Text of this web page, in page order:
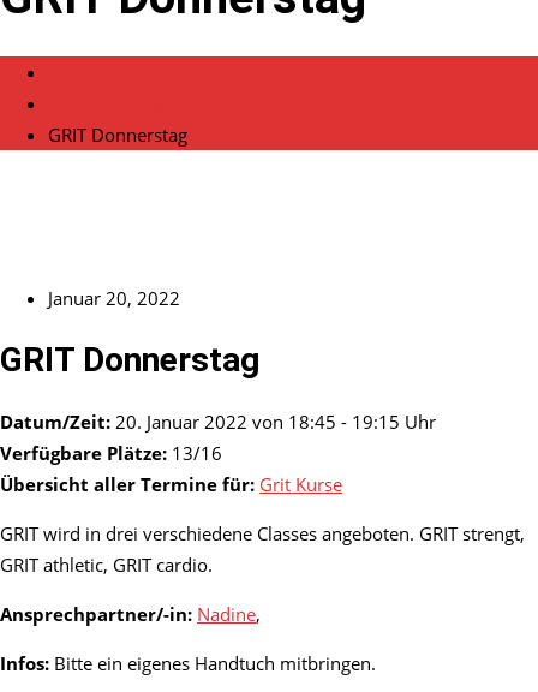
GRIT Donnerstag
Januar 20, 2022
GRIT Donnerstag
Datum/Zeit: 20. Januar 2022 von 18:45 - 19:15 Uhr
Verfügbare Plätze: 13/16
Übersicht aller Termine für: Grit Kurse
GRIT wird in drei verschiedene Classes angeboten. GRIT strengt,
GRIT athletic, GRIT cardio.
Ansprechpartner/-in: Nadine,
Infos: Bitte ein eigenes Handtuch mitbringen.